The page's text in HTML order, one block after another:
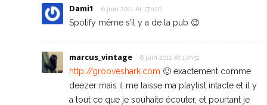
Dami1 6 juin 2011 At 17h20
Spotify même s’il y a de la pub 😉
marcus_vintage 6 juin 2011 At 17h51
http://grooveshark.com 🙂 exactement comme
deezer mais il me laisse ma playlist intacte et il y
a tout ce que je souhaite écouter, et pourtant je